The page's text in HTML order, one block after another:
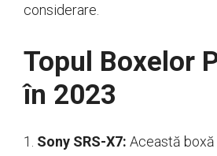
considerare.
Topul Boxelor
în 2023
1. Sony SRS-X7: Această